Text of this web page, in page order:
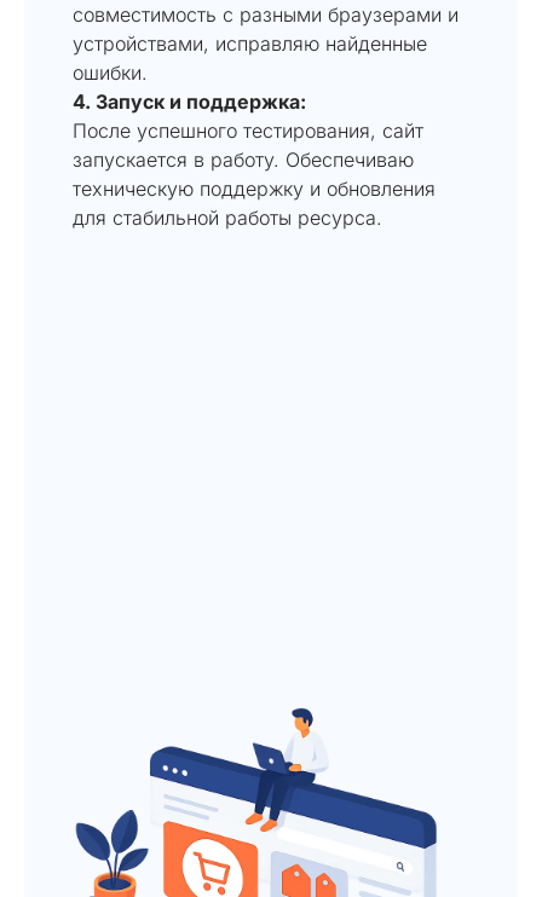
совместимость с разными браузерами и
устройствами, исправляю найденные
ошибки.
4. Запуск и поддержка:
После успешного тестирования, сайт
запускается в работу. Обеспечиваю
техническую поддержку и обновления
для стабильной работы ресурса.